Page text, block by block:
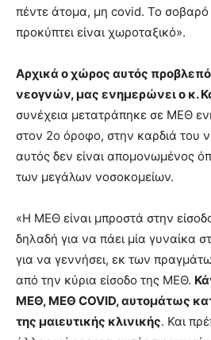
πέντε άτομα, μη covid. Το
προκύπτει είναι χωροταξικό».
Αρχικά ο χώρος αυτός
νεογνών, μας ενημερώνει ο κ.
συνέχεια μετατράπηκε σε ΜΕΘ
στον 2ο όροφο, στην καρδιά του
αυτός δεν είναι απομονωμένος
των μεγάλων νοσοκομείων.
«Η ΜΕΘ είναι μπροστά στην
δηλαδή για να πάει μία γυναίκα
για να γεννήσει, εκ των
από την κύρια είσοδο της ΜΕΘ.
ΜΕΘ, ΜΕΘ COVID, αυτομάτως
της μαιευτικής κλινικής. Και